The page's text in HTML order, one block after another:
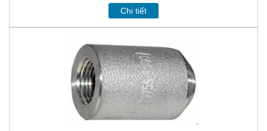
Chi tiết